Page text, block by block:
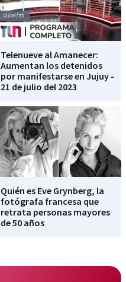
Telenueve al Amanecer:
Aumentan los detenidos
por manifestarse en Jujuy -
21 de julio del 2023
Quién es Eve Grynberg, la
fotógrafa francesa que
retrata personas mayores
de 50 años